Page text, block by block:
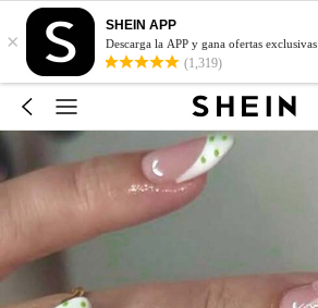
×
SHEIN APP
Descarga la APP y gana ofertas exclusivas
(1,319)